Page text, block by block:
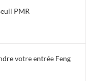
PMR
votre entrée Feng